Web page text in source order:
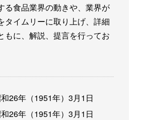
る食品業界の動きや、業界が
タイムリーに取り上げ、詳細
もに、解説、提言を行ってお
26年（1951年）3月1日
26年（1951年）3月1日